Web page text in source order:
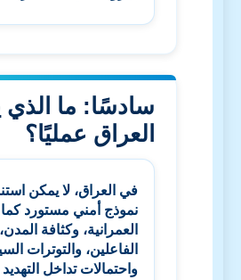
سادسًا: ما الذي
العراق عمليًا؟
في العراق، لا يمكن
نموذج أمني مستورد كما
العمرانية، وكثافة
الفاعلين، والتوترات
واحتمالات تداخل التهديد